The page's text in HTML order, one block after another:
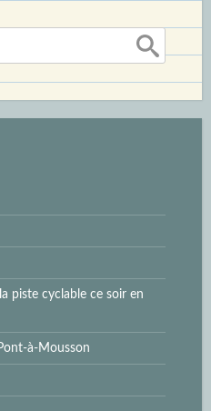
piste cyclable ce soir en
à-Mousson